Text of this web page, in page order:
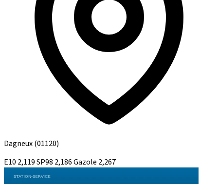
Dagneux(01120)
E10 2,119SP98 2,186Gazole 2,267